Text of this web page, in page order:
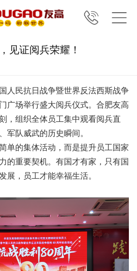
见证阅兵荣耀！
人民抗日战争暨世界反法西斯战争
广场举行盛大阅兵仪式。合肥友高
，组织全体员工集中观看阅兵直
、军队威武的历史瞬间。
单的集体活动，而是提升员工国家
的重要契机。有国才有家，只有国
展，员工才能幸福生活。